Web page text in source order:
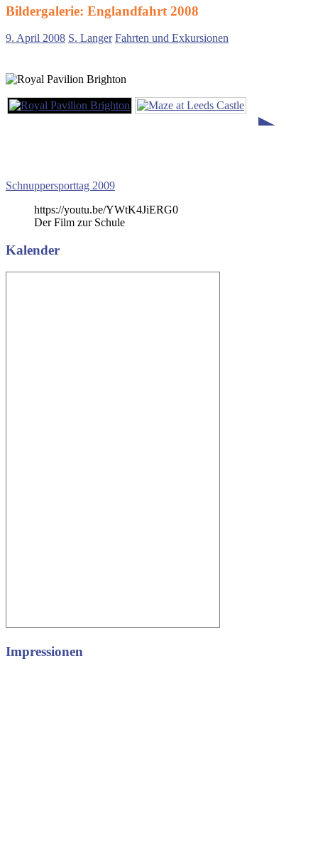
Bildergalerie: Englandfahrt 2008
9. April 2008 S. Langer Fahrten und Exkursionen
►
Englandfahrt
Beitragsnavigation
Nächster
Schnuppersporttag 2009
https://youtu.be/YWtK4JiERG0
Der Film zur Schule
Kalender
Impressionen